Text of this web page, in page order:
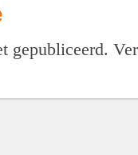
gepubliceerd.